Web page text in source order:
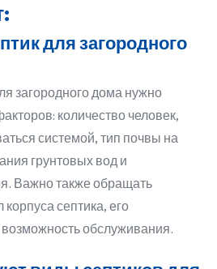
для загородного
загородного дома нужно
количество человек,
системой, тип почвы на
грунтовых вод и
Важно также обращать
септика, его
возможность обслуживания.